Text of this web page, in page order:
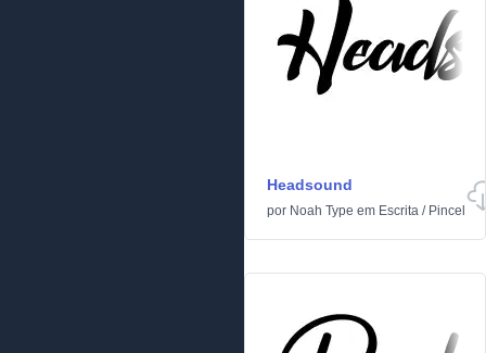
Headsound
por Noah Type em Escrita / Pincel